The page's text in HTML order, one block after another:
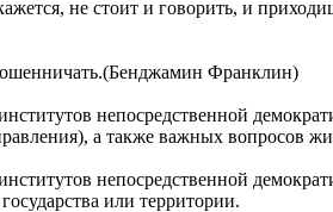
не стоит и говорить, и
Франклин)
непосредственной
а также важных вопросов
непосредственной
или территории.